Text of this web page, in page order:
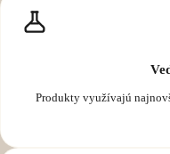
Produkty využívajú